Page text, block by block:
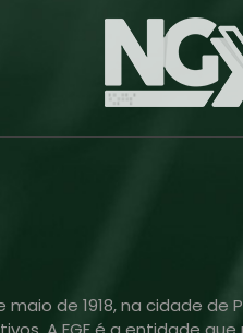
maio de 1918, na cidade de